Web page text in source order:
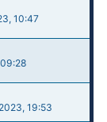
10:47
19:53